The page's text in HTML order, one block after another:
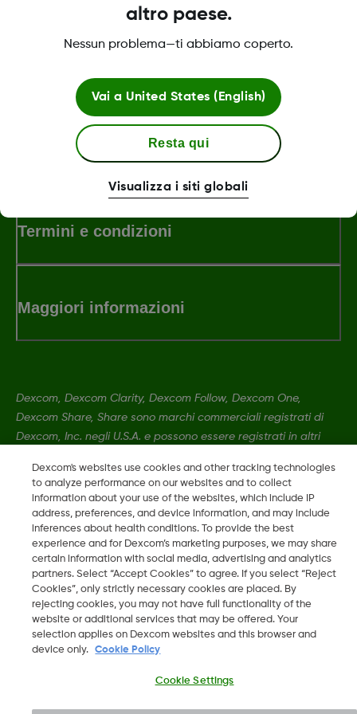
LBL-1000444 Rev001
Termini e condizioni
Maggiori informazioni
Dexcom, Dexcom Clarity, Dexcom Follow, Dexcom One,
Dexcom Share, Share sono marchi commerciali registrati di
Dexcom, Inc. negli U.S.A. e possono essere registrati in altri
LBL016812 Rev001 LBL-1000444 Rev001
2026 Dexcom, Inc. Tutti i diritti riservati.
IT
Cambia regione
Dexcom's websites use cookies and other tracking technologies
to analyze performance on our websites and to collect
information about your use of the websites, which include IP
address, preferences, and device information, and may include
inferences about health conditions. To provide the best
experience and for Dexcom’s marketing purposes, we may share
certain information with social media, advertising and analytics
partners. Select “Accept Cookies” to agree. If you select “Reject
Cookies”, only strictly necessary cookies are placed. By
rejecting cookies, you may not have full functionality of the
website or additional services that may be offered. Your
selection applies on Dexcom websites and this browser and
device only.
Cookie Policy
Cookie Settings
altro paese.
Nessun problema—ti abbiamo coperto.
Vai a United States (English)
Resta qui
Visualizza i siti globali